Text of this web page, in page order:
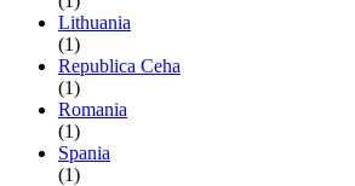
Lithuania
(1)
Republica Ceha
(1)
Romania
(1)
Spania
(1)